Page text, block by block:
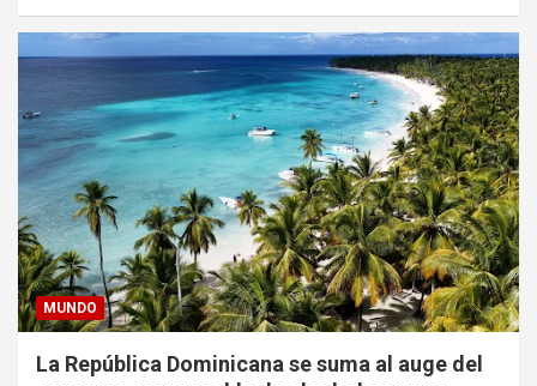
MUNDO
La República Dominicana se suma al auge del